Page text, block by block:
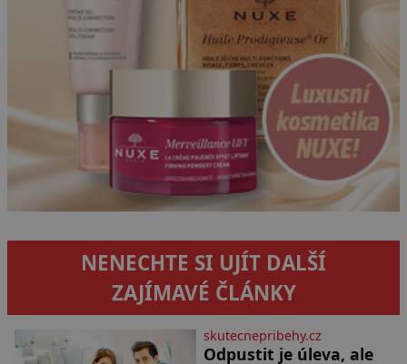
NENECHTE SI UJÍT DALŠÍ
ZAJÍMAVÉ ČLÁNKY
skutecnepribehy.cz
Odpustit je úleva, ale